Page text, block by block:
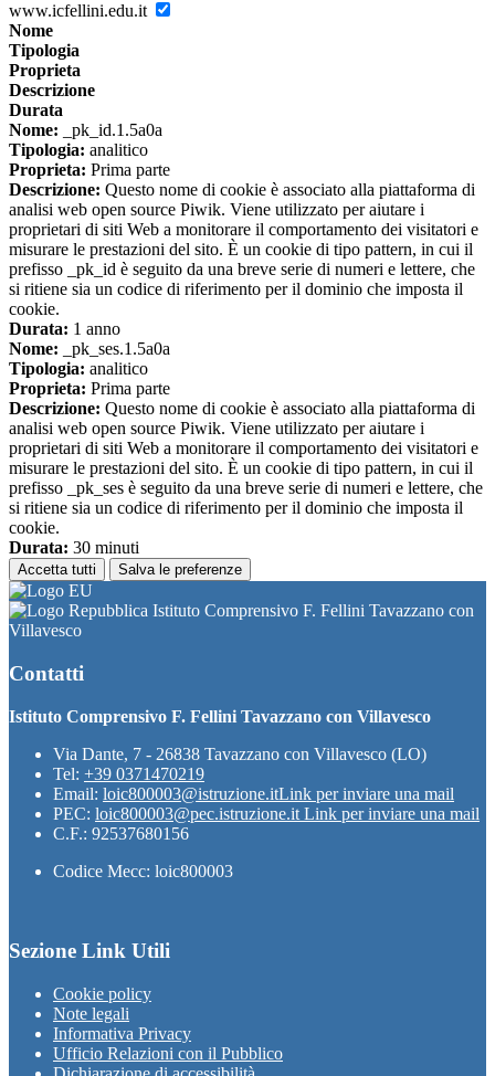
www.icfellini.edu.it
Nome
Tipologia
Proprieta
Descrizione
Durata
Nome: _pk_id.1.5a0a
Tipologia: analitico
Proprieta: Prima parte
Descrizione: Questo nome di cookie è associato alla piattaforma di
analisi web open source Piwik. Viene utilizzato per aiutare i
proprietari di siti Web a monitorare il comportamento dei visitatori e
misurare le prestazioni del sito. È un cookie di tipo pattern, in cui il
prefisso _pk_id è seguito da una breve serie di numeri e lettere, che
si ritiene sia un codice di riferimento per il dominio che imposta il
cookie.
Durata: 1 anno
Nome: _pk_ses.1.5a0a
Tipologia: analitico
Proprieta: Prima parte
Descrizione: Questo nome di cookie è associato alla piattaforma di
analisi web open source Piwik. Viene utilizzato per aiutare i
proprietari di siti Web a monitorare il comportamento dei visitatori e
misurare le prestazioni del sito. È un cookie di tipo pattern, in cui il
prefisso _pk_ses è seguito da una breve serie di numeri e lettere, che
si ritiene sia un codice di riferimento per il dominio che imposta il
cookie.
Durata: 30 minuti
Accetta tutti Salva le preferenze
Istituto Comprensivo F. Fellini Tavazzano con
Villavesco
Contatti
Istituto Comprensivo F. Fellini Tavazzano con Villavesco
Via Dante, 7 - 26838 Tavazzano con Villavesco (LO)
Tel: +39 0371470219
Email: loic800003@istruzione.itLink per inviare una mail
PEC: loic800003@pec.istruzione.it Link per inviare una mail
C.F.: 92537680156
Codice Mecc: loic800003
Sezione Link Utili
Cookie policy
Note legali
Informativa Privacy
Ufficio Relazioni con il Pubblico